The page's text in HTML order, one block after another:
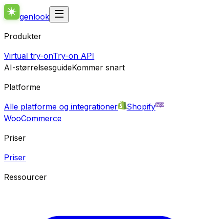
genlook
Produkter
Virtual try-onTry-on API
AI-størrelsesguideKommer snart
Platforme
Alle platforme og integrationer
Shopify
WooCommerce
Priser
Priser
Ressourcer